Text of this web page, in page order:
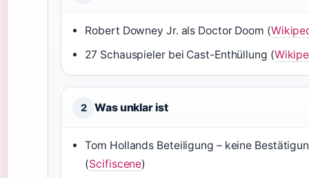
Robert Downey Jr. als Doctor Doom (
27 Schauspieler bei Cast-Enthüllung (
2 Was unklar ist
Tom Hollands Beteiligung – keine
(Scifiscene)